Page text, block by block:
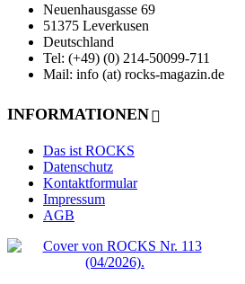
Neuenhausgasse 69
51375 Leverkusen
Deutschland
Tel: (+49) (0) 214-50099-711
Mail: info (at) rocks-magazin.de
INFORMATIONEN
Das ist ROCKS
Datenschutz
Kontaktformular
Impressum
AGB